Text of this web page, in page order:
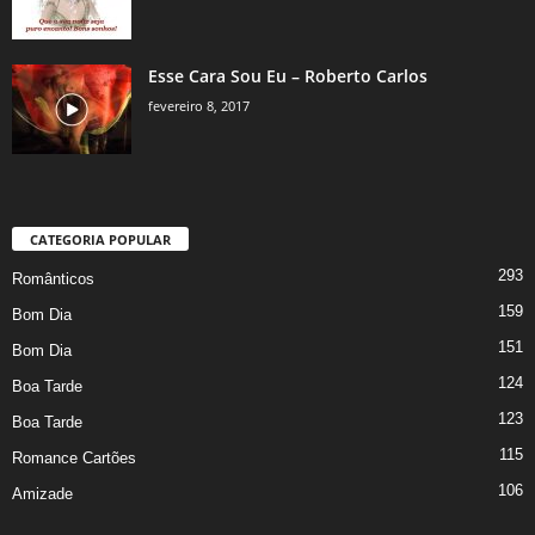
Esse Cara Sou Eu – Roberto Carlos
fevereiro 8, 2017
CATEGORIA POPULAR
Românticos 293
Bom Dia 159
Bom Dia 151
Boa Tarde 124
Boa Tarde 123
Romance Cartões 115
Amizade 106